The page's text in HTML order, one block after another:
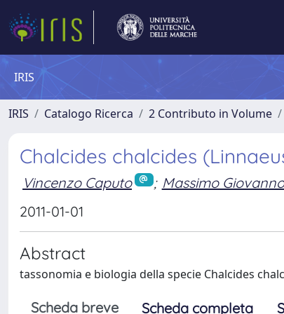
IRIS
IRIS Catalogo Ricerca 2 Contributo in Volume
Chalcides chalcides
Vincenzo Caputo ; Massimo
2011-01-01
Abstract
tassonomia e biologia della specie Chalcides
Scheda breve Scheda completa